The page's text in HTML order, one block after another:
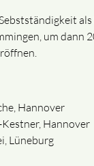
um
Hannover
Hannover
Lüneburg